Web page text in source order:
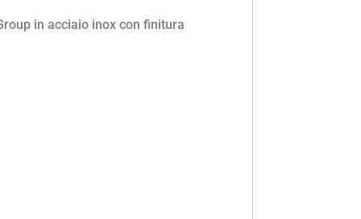
in acciaio inox con finitura